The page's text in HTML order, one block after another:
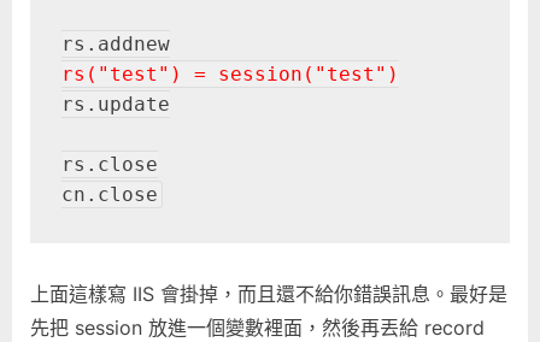
rs.addnew
rs("test") = session("test")
rs.update
rs.close
cn.close
上面這樣寫 IIS 會掛掉，而且還不給你錯誤訊息。最好是
先把 session 放進一個變數裡面，然後再丟給 record